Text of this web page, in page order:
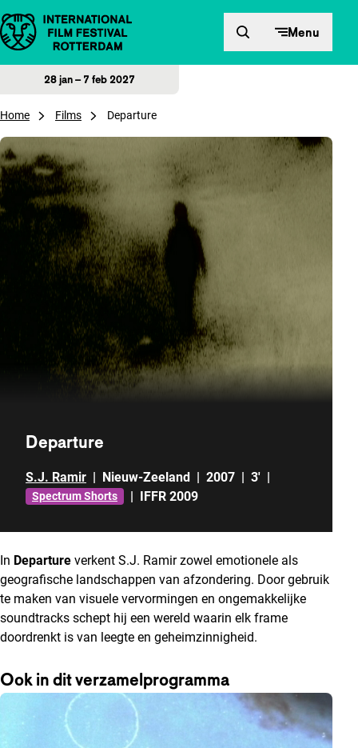
Direct naar inhoud Menu
28 jan – 7 feb 2027
Home Films Departure
Departure
S.J. Ramir | Nieuw-Zeeland | 2007 | 3' |
Spectrum Shorts | IFFR 2009
In Departure verkent S.J. Ramir zowel emotionele als
geografische landschappen van afzondering. Door gebruik
te maken van visuele vervormingen en ongemakkelijke
soundtracks schept hij een wereld waarin elk frame
doordrenkt is van leegte en geheimzinnigheid.
Ook in dit verzamelprogramma